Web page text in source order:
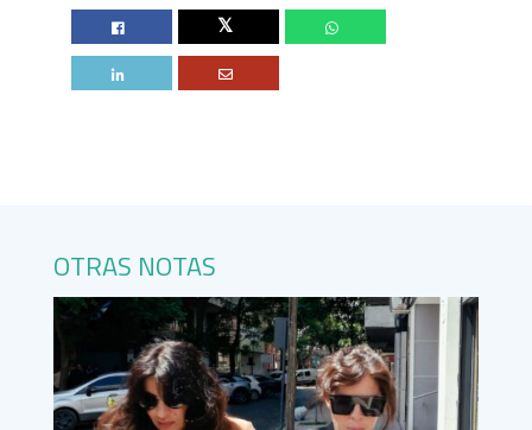
Twitter
OTRAS NOTAS